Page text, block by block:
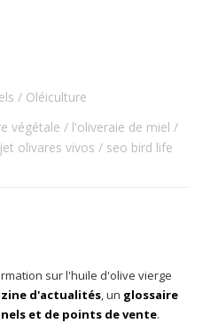
Oléiculture
végétale
l'oliveraie de miel
olivares vivos seo bird life
sur l'huile d'olive vierge
d'actualités, un glossaire
et de points de vente.